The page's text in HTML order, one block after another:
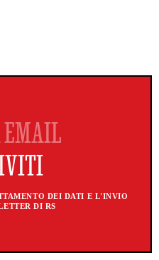
DEI DATI E L'INVIO
DI RS